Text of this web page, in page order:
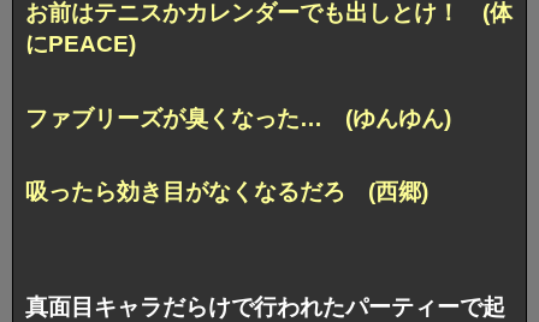
お前はテニスかカレンダーでも出しとけ！ (体
にPEACE)
ファブリーズが臭くなった… (ゆんゆん)
吸ったら効き目がなくなるだろ (西郷)
真面目キャラだらけで行われたパーティーで起